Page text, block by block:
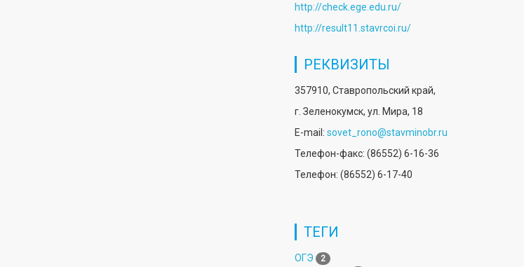
http://check.ege.edu.ru/
http://result11.stavrcoi.ru/
РЕКВИЗИТЫ
357910, Ставропольский край,
г. Зеленокумск, ул. Мира, 18
E-mail: sovet_rono@stavminobr.ru
Телефон-факс: (86552) 6-16-36
Телефон: (86552) 6-17-40
ТЕГИ
ОГЭ 2